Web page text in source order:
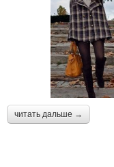
читать дальше →